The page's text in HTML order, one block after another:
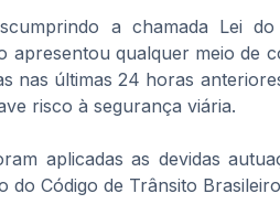
a chamada Lei do
apresentou qualquer meio de
nas últimas 24 horas
risco à segurança viária.
aplicadas as devidas
do Código de Trânsito